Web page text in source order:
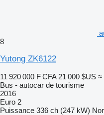
8
Yutong ZK6122
11 920 000 F CFA 21 000 $US ≈
Bus - autocar de tourisme
2016
Euro 2
Puissance 336 ch (247 kW)